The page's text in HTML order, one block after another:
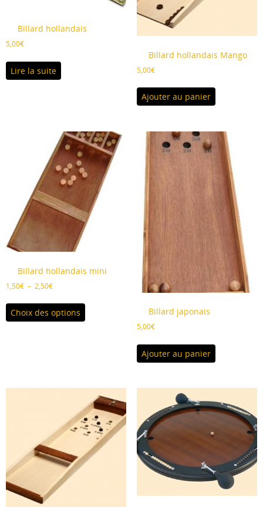
Billard hollandais
5,00€
Lire la suite
Billard hollandais Mango
5,00€
Ajouter au panier
Billard hollandais mini
1,50€ – 2,50€Plage
prix :
1,50€
Choix des options
peuvent
être
choisies
sur
la
page
du
Billard japonais
5,00€
Ajouter au panier